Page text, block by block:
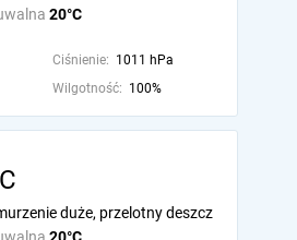
20°C
Ciśnienie: 1011 hPa
Wilgotność: 100%
duże, przelotny deszcz